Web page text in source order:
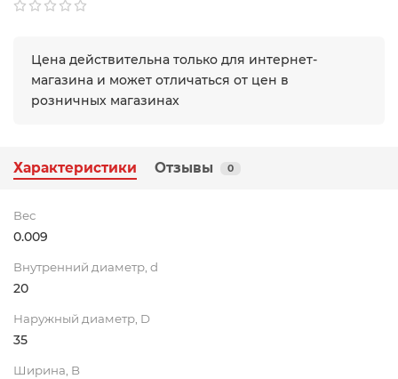
Цена действительна только для интернет-
магазина и может отличаться от цен в
розничных магазинах
Характеристики Отзывы 0
Вес
0.009
Внутренний диаметр, d
20
Наружный диаметр, D
35
Ширина, B